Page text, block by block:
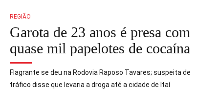
REGIÃO
Garota de 23 anos é presa com
quase mil papelotes de cocaína
Flagrante se deu na Rodovia Raposo Tavares; suspeita de
tráfico disse que levaria a droga até a cidade de Itaí